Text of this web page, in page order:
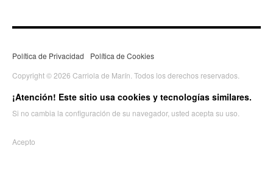
Política de Privacidad
Política de Cookies
Copyright © 2026 Carriola de Marín. Todos los derechos reservados.
¡Atención! Este sitio usa cookies y tecnologías similares.
Si no cambia la configuración de su navegador, usted acepta su uso.
Acepto